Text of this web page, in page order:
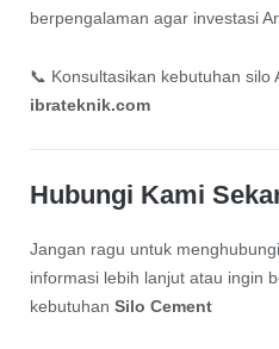
berpengalaman agar investasi
📞 Konsultasikan kebutuhan silo
ibrateknik.com
Hubungi Kami
Jangan ragu untuk
informasi lebih lanjut atau ingin
kebutuhan Silo Cement